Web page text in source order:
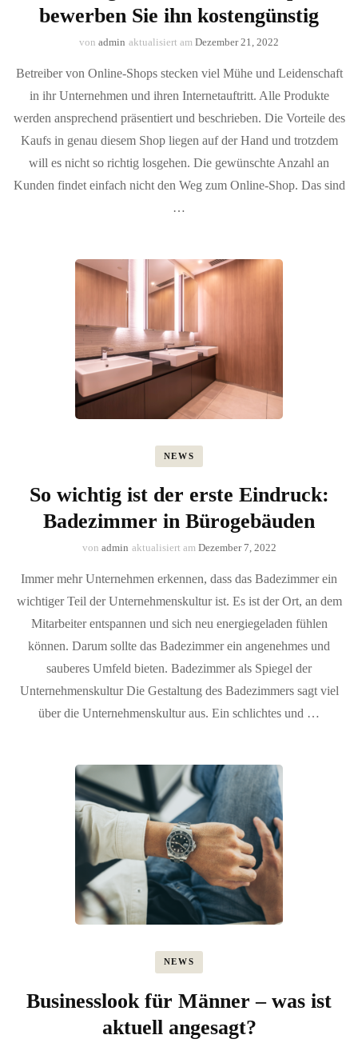
bewerben Sie ihn kostengünstig
von admin aktualisiert am Dezember 21, 2022
Betreiber von Online-Shops stecken viel Mühe und Leidenschaft
in ihr Unternehmen und ihren Internetauftritt. Alle Produkte
werden ansprechend präsentiert und beschrieben. Die Vorteile des
Kaufs in genau diesem Shop liegen auf der Hand und trotzdem
will es nicht so richtig losgehen. Die gewünschte Anzahl an
Kunden findet einfach nicht den Weg zum Online-Shop. Das sind
…
NEWS
So wichtig ist der erste Eindruck:
Badezimmer in Bürogebäuden
von admin aktualisiert am Dezember 7, 2022
Immer mehr Unternehmen erkennen, dass das Badezimmer ein
wichtiger Teil der Unternehmenskultur ist. Es ist der Ort, an dem
Mitarbeiter entspannen und sich neu energiegeladen fühlen
können. Darum sollte das Badezimmer ein angenehmes und
sauberes Umfeld bieten. Badezimmer als Spiegel der
Unternehmenskultur Die Gestaltung des Badezimmers sagt viel
über die Unternehmenskultur aus. Ein schlichtes und …
NEWS
Businesslook für Männer – was ist
aktuell angesagt?